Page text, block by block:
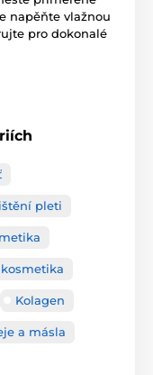
napěňte vlažnou
pro dokonalé
pleti
Kolagen
a másla